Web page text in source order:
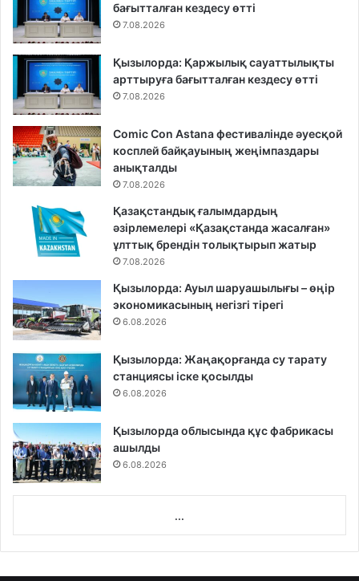
бағытталған кездесу өтті
7.08.2026
Қызылорда: Қаржылық сауаттылықты
арттыруға бағытталған кездесу өтті
7.08.2026
Comic Con Astana фестивалінде әуесқой
косплей байқауының жеңімпаздары
анықталды
7.08.2026
Қазақстандық ғалымдардың
әзірлемелері «Қазақстанда жасалған»
ұлттық брендін толықтырып жатыр
7.08.2026
Қызылорда: Ауыл шаруашылығы – өңір
экономикасының негізгі тірегі
6.08.2026
Қызылорда: Жаңақорғанда су тарату
станциясы іске қосылды
6.08.2026
Қызылорда облысында құс фабрикасы
ашылды
6.08.2026
...